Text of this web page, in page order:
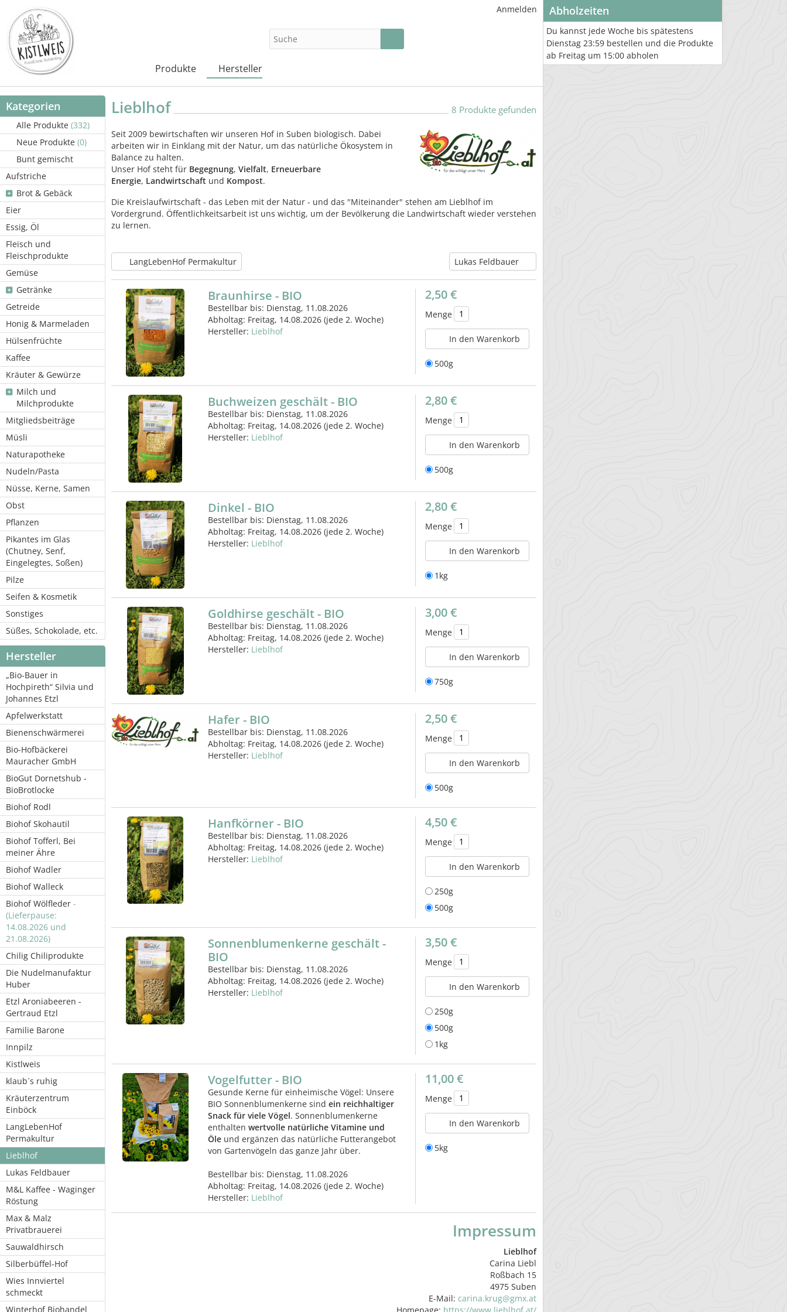
Anmelden
Produkte Hersteller
Kategorien
Alle Produkte (332)
Neue Produkte (0)
Bunt gemischt
Aufstriche
Brot & Gebäck
Eier
Essig, Öl
Fleisch und
Fleischprodukte
Gemüse
Getränke
Getreide
Honig & Marmeladen
Hülsenfrüchte
Kaffee
Kräuter & Gewürze
Milch und
Milchprodukte
Mitgliedsbeiträge
Müsli
Naturapotheke
Nudeln/Pasta
Nüsse, Kerne, Samen
Obst
Pflanzen
Pikantes im Glas
(Chutney, Senf,
Eingelegtes, Soßen)
Pilze
Seifen & Kosmetik
Sonstiges
Süßes, Schokolade, etc.
Hersteller
„Bio-Bauer in
Hochpireth“ Silvia und
Johannes Etzl
Apfelwerkstatt
Bienenschwärmerei
Bio-Hofbäckerei
Mauracher GmbH
BioGut Dornetshub -
BioBrotlocke
Biohof Rodl
Biohof Skohautil
Biohof Tofferl, Bei
meiner Ähre
Biohof Wadler
Biohof Walleck
Biohof Wölfleder -
(Lieferpause:
14.08.2026 und
21.08.2026)
Chilig Chiliprodukte
Die Nudelmanufaktur
Huber
Etzl Aroniabeeren -
Gertraud Etzl
Familie Barone
Innpilz
Kistlweis
klaub´s ruhig
Kräuterzentrum
Einböck
LangLebenHof
Permakultur
Lieblhof
Lukas Feldbauer
M&L Kaffee - Waginger
Röstung
Max & Malz
Privatbrauerei
Sauwaldhirsch
Silberbüffel-Hof
Wies Innviertel
schmeckt
Winterhof Biohandel
Lieblhof 8 Produkte gefunden
Seit 2009 bewirtschaften wir unseren Hof in Suben biologisch. Dabei
arbeiten wir in Einklang mit der Natur, um das natürliche Ökosystem in
Balance zu halten.
Unser Hof steht für Begegnung, Vielfalt, Erneuerbare
Energie, Landwirtschaft und Kompost.
Die Kreislaufwirtschaft - das Leben mit der Natur - und das "Miteinander" stehen am Lieblhof im
Vordergrund. Öffentlichkeitsarbeit ist uns wichtig, um der Bevölkerung die Landwirtschaft wieder verstehen
zu lernen.
Lukas Feldbauer
LangLebenHof Permakultur
Braunhirse - BIO
Bestellbar bis: Dienstag, 11.08.2026
Abholtag: Freitag, 14.08.2026 (jede 2. Woche)
Hersteller: Lieblhof
2,50 €
Menge
In den Warenkorb
500g
Buchweizen geschält - BIO
Bestellbar bis: Dienstag, 11.08.2026
Abholtag: Freitag, 14.08.2026 (jede 2. Woche)
Hersteller: Lieblhof
2,80 €
Menge
In den Warenkorb
500g
Dinkel - BIO
Bestellbar bis: Dienstag, 11.08.2026
Abholtag: Freitag, 14.08.2026 (jede 2. Woche)
Hersteller: Lieblhof
2,80 €
Menge
In den Warenkorb
1kg
Goldhirse geschält - BIO
Bestellbar bis: Dienstag, 11.08.2026
Abholtag: Freitag, 14.08.2026 (jede 2. Woche)
Hersteller: Lieblhof
3,00 €
Menge
In den Warenkorb
750g
Hafer - BIO
Bestellbar bis: Dienstag, 11.08.2026
Abholtag: Freitag, 14.08.2026 (jede 2. Woche)
Hersteller: Lieblhof
2,50 €
Menge
In den Warenkorb
500g
Hanfkörner - BIO
Bestellbar bis: Dienstag, 11.08.2026
Abholtag: Freitag, 14.08.2026 (jede 2. Woche)
Hersteller: Lieblhof
4,50 €
Menge
In den Warenkorb
250g
500g
Sonnenblumenkerne geschält -
BIO
Bestellbar bis: Dienstag, 11.08.2026
Abholtag: Freitag, 14.08.2026 (jede 2. Woche)
Hersteller: Lieblhof
3,50 €
Menge
In den Warenkorb
250g
500g
1kg
Vogelfutter - BIO
Gesunde Kerne für einheimische Vögel: Unsere
BIO Sonnenblumenkerne sind ein reichhaltiger
Snack für viele Vögel. Sonnenblumenkerne
enthalten wertvolle natürliche Vitamine und
Öle und ergänzen das natürliche Futterangebot
von Gartenvögeln das ganze Jahr über.
Bestellbar bis: Dienstag, 11.08.2026
Abholtag: Freitag, 14.08.2026 (jede 2. Woche)
Hersteller: Lieblhof
11,00 €
Menge
In den Warenkorb
5kg
Impressum
Lieblhof
Carina Liebl
Roßbach 15
4975 Suben
E-Mail: carina.krug@gmx.at
Abholzeiten
Du kannst jede Woche bis spätestens
Dienstag 23:59 bestellen und die Produkte
ab Freitag um 15:00 abholen